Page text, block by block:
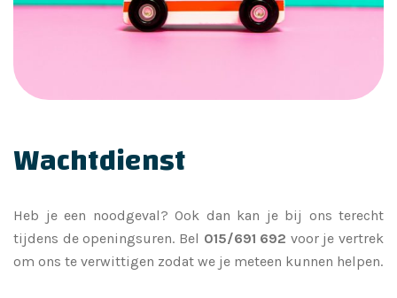
Wachtdienst
Heb je een noodgeval? Ook dan kan je bij ons terecht
tijdens deopeningsuren. Bel 015/691 692 voor je vertrek
om ons te verwittigen zodat we je meteen kunnen helpen.